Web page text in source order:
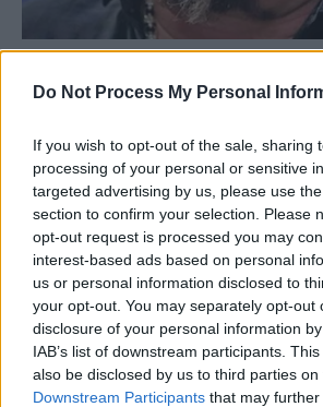
Do Not Process My Personal
If you wish to opt-out of the sale, sharing
processing of your personal or sensitive
targeted advertising by us, please use
section to confirm your selection. Please
opt-out request is processed you may
interest-based ads based on personal
us or personal information disclosed to
your opt-out. You may separately opt-out
disclosure of your personal information
IAB’s list of downstream participants.
also be disclosed by us to third parties on
Downstream Participants that may